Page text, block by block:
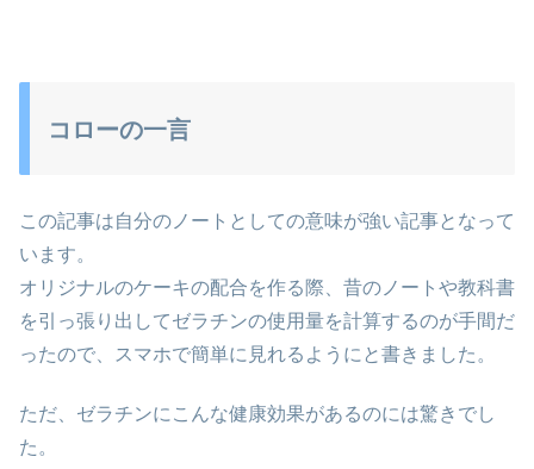
コローの一言
この記事は自分のノートとしての意味が強い記事となって
います。
オリジナルのケーキの配合を作る際、昔のノートや教科書
を引っ張り出してゼラチンの使用量を計算するのが手間だ
ったので、スマホで簡単に見れるようにと書きました。
ただ、ゼラチンにこんな健康効果があるのには驚きでし
た。